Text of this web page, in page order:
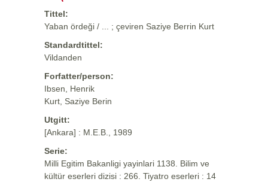
Tittel:
Yaban ördeği / ... ; çeviren Saziye Berrin Kurt
Standardtittel:
Vildanden
Forfatter/person:
Ibsen, Henrik
Kurt, Saziye Berin
Utgitt:
[Ankara] : M.E.B., 1989
Serie:
Milli Egitim Bakanligi yayinlari 1138. Bilim ve
kültür eserleri dizisi : 266. Tiyatro eserleri : 14